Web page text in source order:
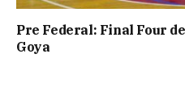
Pre Federal: Final Four
Goya